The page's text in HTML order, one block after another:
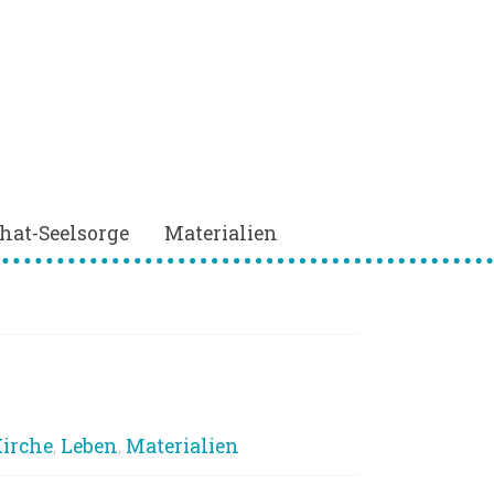
Seelsorge Materialien
, Leben, Materialien